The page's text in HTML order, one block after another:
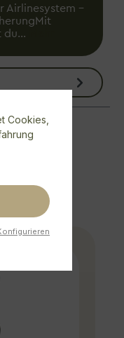
Airlinesystem –
du…
Cookies,